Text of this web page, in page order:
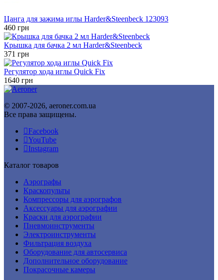
Цанга для зажима иглы Harder&Steenbeck 123093
460 грн
Крышка для бачка 2 мл Harder&Steenbeck
371 грн
Регулятор хода иглы Quick Fix
1640 грн
© 2007-2026, aeroner.com.ua
Все права защищены.
Facebook
YouTube
Instagram
Каталог товаров
Аэрографы
Краскопульты
Компрессоры для аэрографов
Аксессуары для аэрографии
Краски для аэрографии
Пневмоинструменты
Электроинструменты
Фильтрация воздуха
Оборудование для автосервиса
Дополнительное оборудование
Покрасочные камеры